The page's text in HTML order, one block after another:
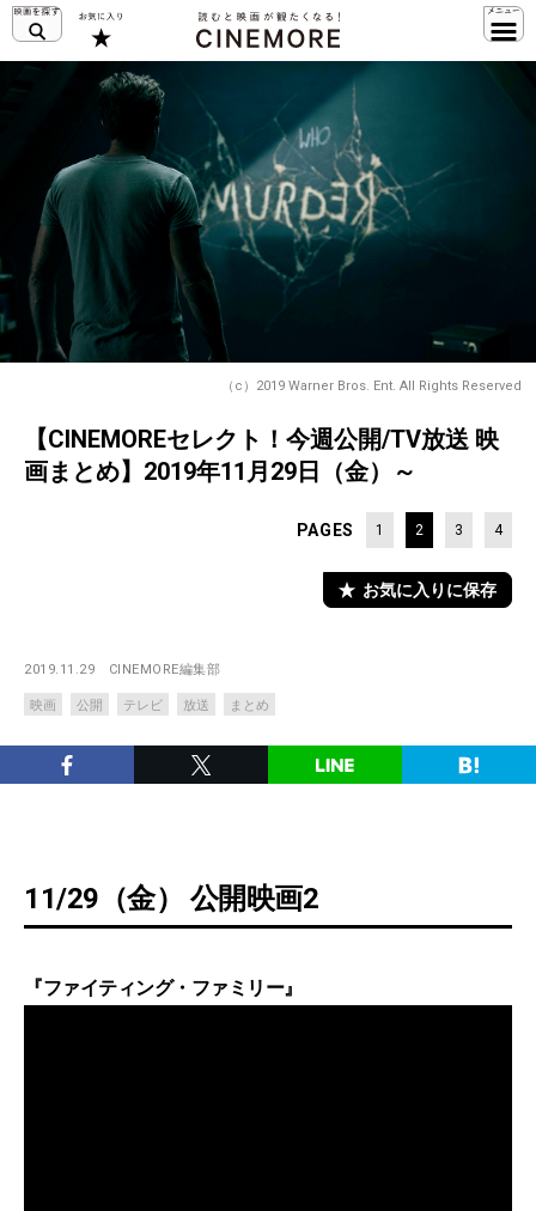
（c）2019 Warner Bros. Ent. All Rights Reserved
【CINEMOREセレクト！今週公開/TV放送 映
画まとめ】2019年11月29日（金）～
PAGES 1 2 3 4
お気に入りに保存
2019.11.29 CINEMORE編集部
映画 公開 テレビ 放送 まとめ
11/29（金） 公開映画2
『ファイティング・ファミリー』